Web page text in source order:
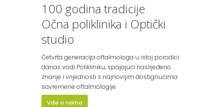
100 godina tradicije
Očna poliklinika i Optički
studio
Četvrta generacija oftalmologa u istoj porodici
danas vodi Polikliniku, spajajući naslijeđeno
znanje i vrijednosti s najnovijim dostignućima
savremene oftalmologije.
Više o nama